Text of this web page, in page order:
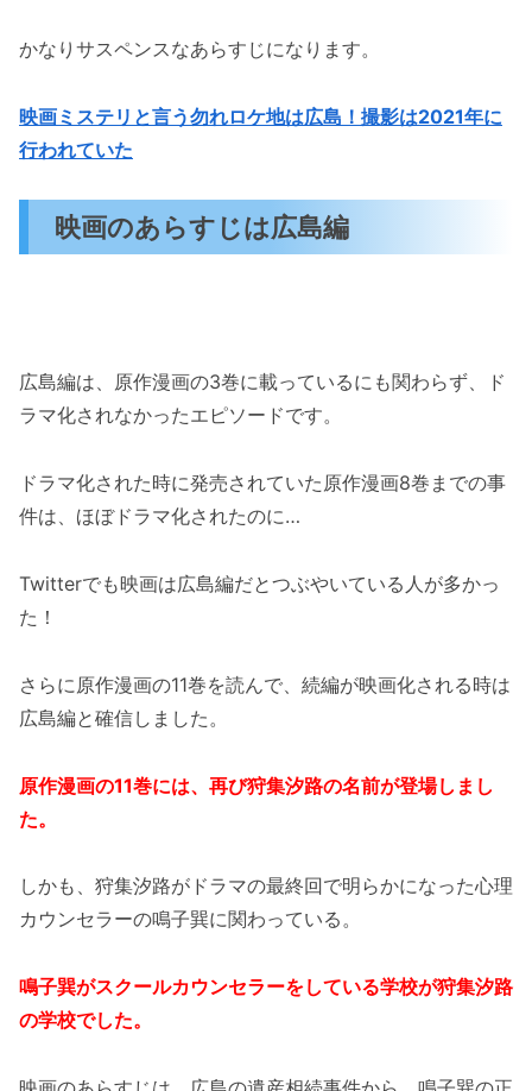
かなりサスペンスなあらすじになります。
映画ミステリと言う勿れロケ地は広島！撮影は2021年に
行われていた
映画のあらすじは広島編
広島編は、原作漫画の3巻に載っているにも関わらず、ド
ラマ化されなかったエピソードです。
ドラマ化された時に発売されていた原作漫画8巻までの事
件は、ほぼドラマ化されたのに…
Twitterでも映画は広島編だとつぶやいている人が多かっ
た！
さらに原作漫画の11巻を読んで、続編が映画化される時は
広島編と確信しました。
原作漫画の11巻には、再び狩集汐路の名前が登場しまし
た。
しかも、狩集汐路がドラマの最終回で明らかになった心理
カウンセラーの鳴子巽に関わっている。
鳴子巽がスクールカウンセラーをしている学校が狩集汐路
の学校でした。